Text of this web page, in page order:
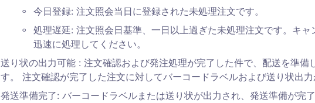
◦ 今日登録: 注文照会当日に登録された未処理注文です。
◦
処理遅延: 注文照会日基準、一日以上過ぎた未処理注文です。キャ
迅速に処理してください。
送り状の出力可能 : 注文確認および発注処理が完了した件で、配送を準備
す。 注文確認が完了した注文に対してバーコードラベルおよび送り状出力
発送準備完了: バーコードラベルまたは送り状が出力され、発送準備が完